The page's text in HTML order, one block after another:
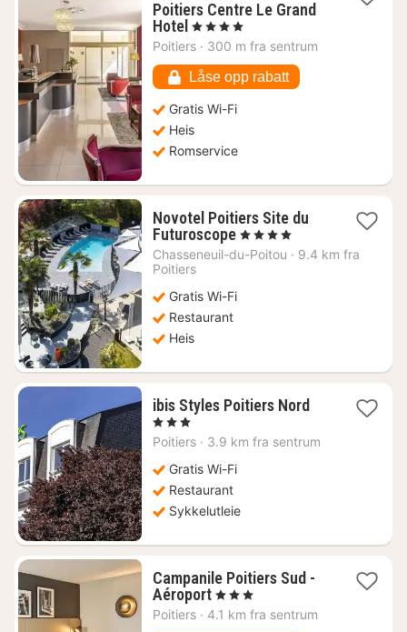
Poitiers Centre Le Grand
Hotel 1
natt
939
kr.
, 4 Stjerner
Poitiers · 300 m fra sentrum
Låse opp rabatt
Gratis Wi-Fi
Heis
Romservice
Novotel Poitiers Site du
Futuroscope1
natt
, 4 Stjerner
Chasseneuil-du-Poitou · 9.4 km fra
Poitiers
Gratis Wi-Fi
Restaurant
Heis
ibis Styles Poitiers Nord1
fra
, 3 Stjerner
Poitiers · 3.9 km fra sentrum
Gratis Wi-Fi
Restaurant
Sykkelutleie
Campanile Poitiers Sud -
Aéroport1
natt
, 3 Stjerner
Poitiers · 4.1 km fra sentrum